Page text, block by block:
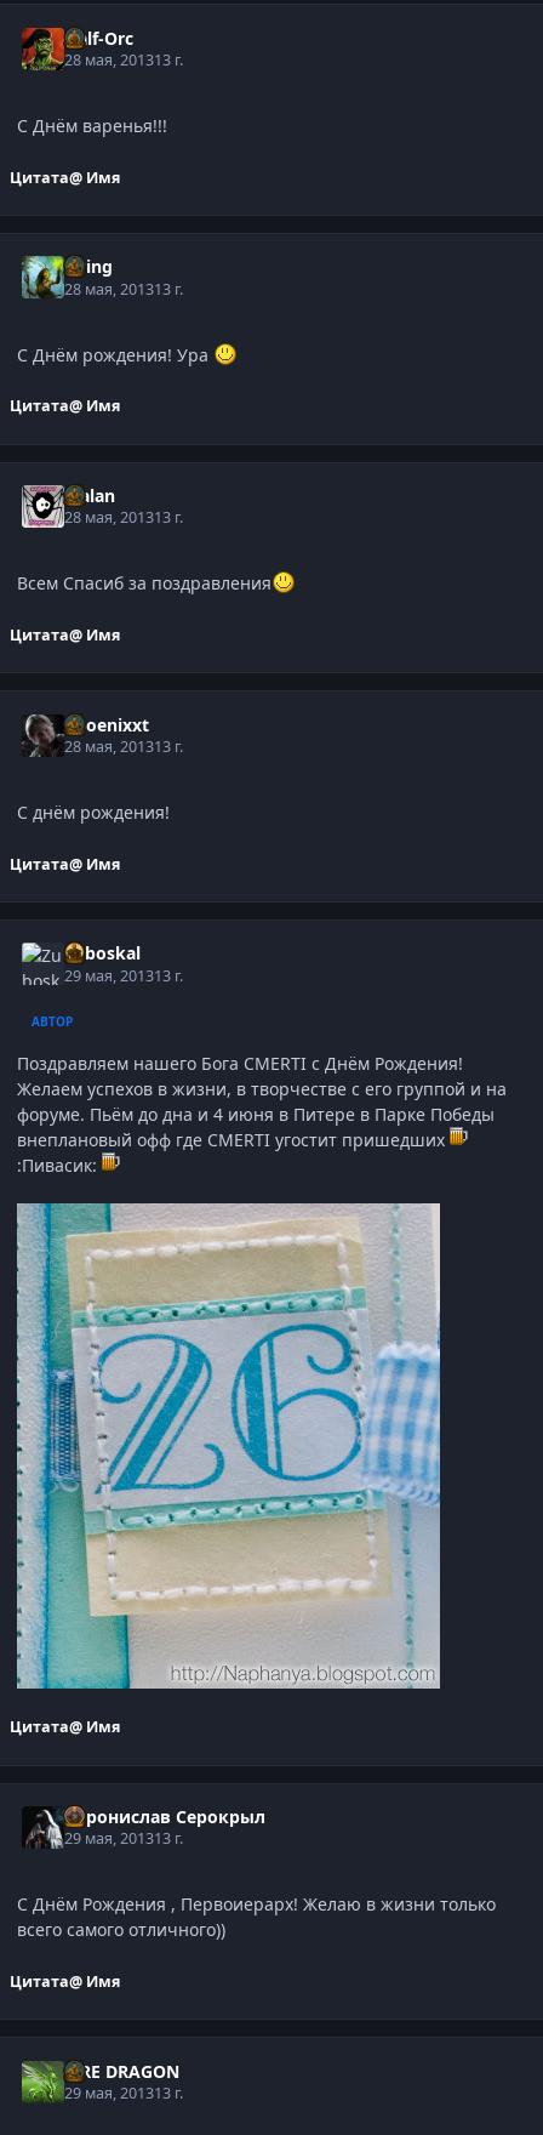
Half-Orc
28 мая, 201313 г.
С Днём варенья!!!
Цитата@ Имя
Elring
28 мая, 201313 г.
С Днём рождения! Ура
Цитата@ Имя
Malan
28 мая, 201313 г.
Всем Спасиб за поздравления
Цитата@ Имя
phoenixxt
28 мая, 201313 г.
С днём рождения!
Цитата@ Имя
Zuboskal
29 мая, 201313 г.
АВТОР
Поздравляем нашего Бога CMERTI с Днём Рождения!
Желаем успехов в жизни, в творчестве с его группой и на
форуме. Пьём до дна и 4 июня в Питере в Парке Победы
внеплановый офф где CMERTI угостит пришедших
:Пивасик:
Цитата@ Имя
Воронислав Серокрыл
29 мая, 201313 г.
С Днём Рождения , Первоиерарх! Желаю в жизни только
всего самого отличного))
Цитата@ Имя
FIRE DRAGON
29 мая, 201313 г.